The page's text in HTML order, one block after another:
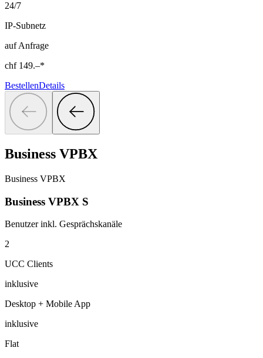
24/7
IP-Subnetz
auf Anfrage
chf 149.–*
BestellenDetails
Business VPBX
Business VPBX
Business VPBX S
Benutzer inkl. Gesprächskanäle
2
UCC Clients
inklusive
Desktop + Mobile App
inklusive
Flat